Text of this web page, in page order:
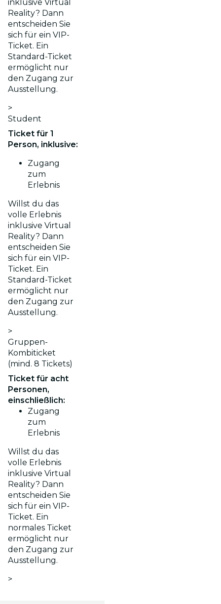
inklusive Virtual
Reality? Dann
entscheiden Sie
sich für ein VIP-
Ticket. Ein
Standard-Ticket
ermöglicht nur
den Zugang zur
Ausstellung.
>
Student
Ticket für 1
Person, inklusive:
Zugang
zum
Erlebnis
Willst du das
volle Erlebnis
inklusive Virtual
Reality? Dann
entscheiden Sie
sich für ein VIP-
Ticket. Ein
Standard-Ticket
ermöglicht nur
den Zugang zur
Ausstellung.
>
Gruppen-
Kombiticket
(mind. 8 Tickets)
Ticket für acht
Personen,
einschließlich:
Zugang
zum
Erlebnis
Willst du das
volle Erlebnis
inklusive Virtual
Reality? Dann
entscheiden Sie
sich für ein VIP-
Ticket. Ein
normales Ticket
ermöglicht nur
den Zugang zur
Ausstellung.
>